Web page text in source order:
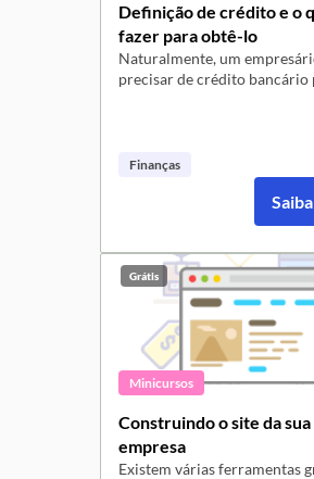
Definição de crédito e o
fazer para obtê-lo
Naturalmente, um
precisar de crédito bancário
sobre o assunto, assista ao
Finanças
Grátis
Minicursos
Construindo o site da sua
empresa
Existem várias ferramentas